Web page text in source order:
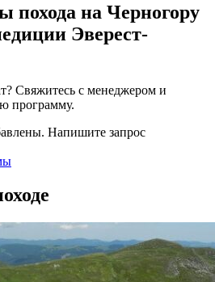
похода на Черногору
Эверест-
Свяжитесь с менеджером и
программу.
Напишите запрос